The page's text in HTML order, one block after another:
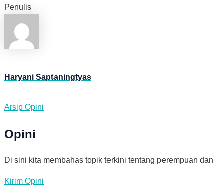
Penulis
Haryani Saptaningtyas
Arsip Opini
Opini
Di sini kita membahas topik terkini tentang perempuan
Kirim Opini